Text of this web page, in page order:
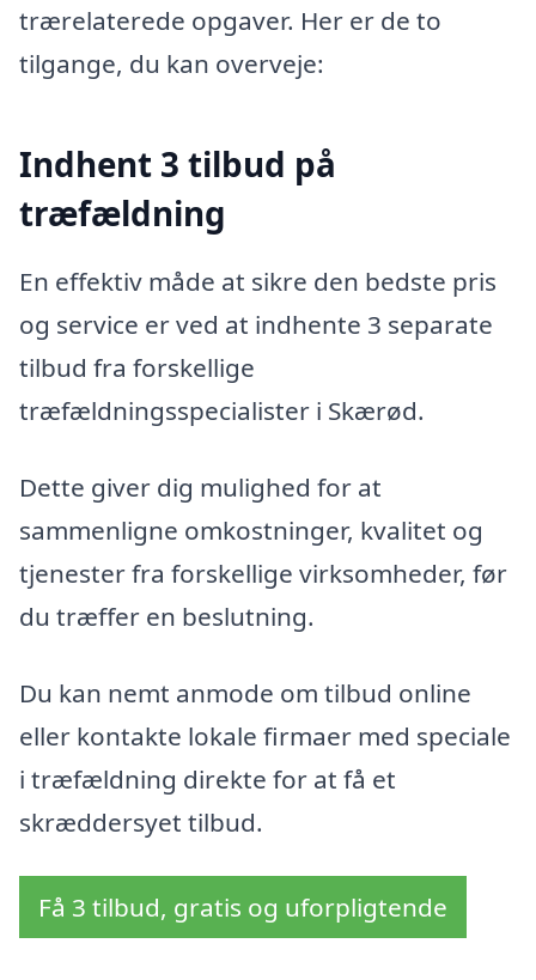
trærelaterede opgaver. Her er de to
tilgange, du kan overveje:
Indhent 3 tilbud på
træfældning
En effektiv måde at sikre den bedste pris
og service er ved at indhente 3 separate
tilbud fra forskellige
træfældningsspecialister i Skærød.
Dette giver dig mulighed for at
sammenligne omkostninger, kvalitet og
tjenester fra forskellige virksomheder, før
du træffer en beslutning.
Du kan nemt anmode om tilbud online
eller kontakte lokale firmaer med speciale
i træfældning direkte for at få et
skræddersyet tilbud.
Få 3 tilbud, gratis og uforpligtende